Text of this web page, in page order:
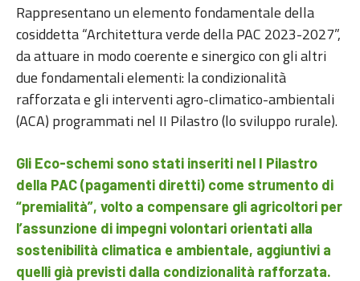
Rappresentano un elemento fondamentale della
cosiddetta “Architettura verde della PAC 2023-2027”,
da attuare in modo coerente e sinergico con gli altri
due fondamentali elementi: la condizionalità
rafforzata e gli interventi agro-climatico-ambientali
(ACA) programmati nel II Pilastro (lo sviluppo rurale).
Gli Eco-schemi sono stati inseriti nel I Pilastro
della PAC (pagamenti diretti) come strumento di
“premialità”, volto a compensare gli agricoltori per
l’assunzione di impegni volontari orientati alla
sostenibilità climatica e ambientale, aggiuntivi a
quelli già previsti dalla condizionalità rafforzata.